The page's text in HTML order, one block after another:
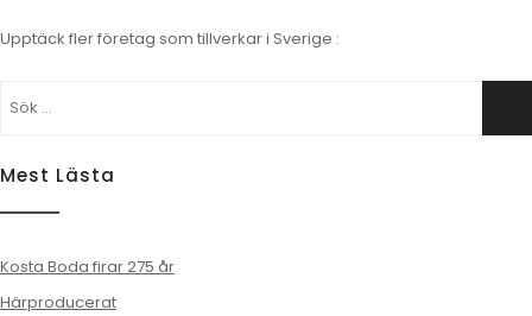
Upptäck fler företag som tillverkar i Sverige :
Mest Lästa
Kosta Boda firar 275 år
Härproducerat